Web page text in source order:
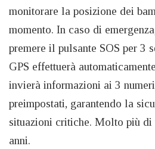
monitorare la posizione dei
momento. In caso di
premere il pulsante SOS per 3
GPS effettuerà
invierà informazioni ai 3
preimpostati, garantendo la
situazioni critiche. Molto più di
anni.